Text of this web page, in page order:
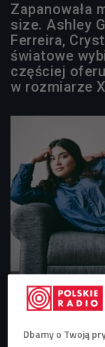
Zapanowała
size. Ashley
Ferreira,
światowe
częściej
w rozmiarze
zdj. ilustracyjne Foto:
Dbamy o Twoją